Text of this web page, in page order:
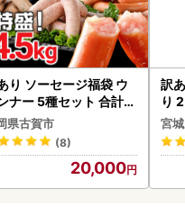
り ソーセージ福袋 ウ
ナー 5種セット 合計4.
5kg ソーセージ
県古賀市
(8)
20,000
訳
り
鮭
宮